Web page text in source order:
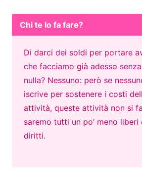
Chi te lo fa fare?
Di darci dei soldi per portare
che facciamo già adesso
nulla? Nessuno: però se
iscrive per sostenere i costi
attività, queste attività non si
saremo tutti un po’ meno liberi
diritti.